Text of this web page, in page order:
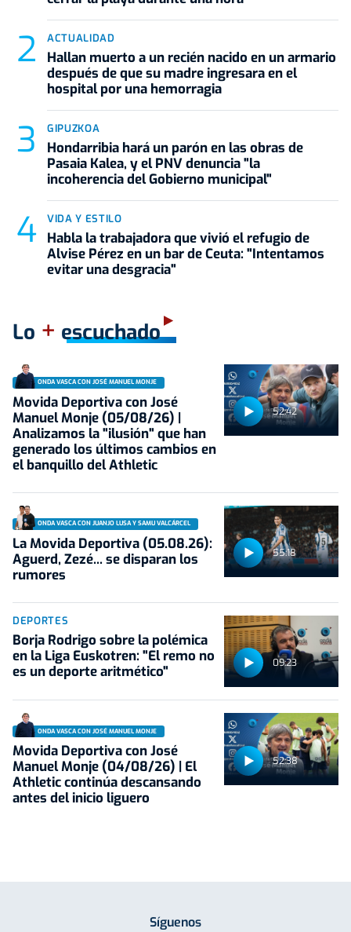
ACTUALIDAD
Hallan muerto a un recién nacido en un armario
después de que su madre ingresara en el
hospital por una hemorragia
GIPUZKOA
Hondarribia hará un parón en las obras de
Pasaia Kalea, y el PNV denuncia "la
incoherencia del Gobierno municipal"
VIDA Y ESTILO
Habla la trabajadora que vivió el refugio de
Alvise Pérez en un bar de Ceuta: "Intentamos
evitar una desgracia"
Lo + escuchado
52:42
ONDA VASCA CON JOSÉ MANUEL MONJE
Movida Deportiva con José
Manuel Monje (05/08/26) |
Analizamos la "ilusión" que han
generado los últimos cambios en
el banquillo del Athletic
55:18
ONDA VASCA CON JUANJO LUSA Y SAMU VALCÁRCEL
La Movida Deportiva (05.08.26):
Aguerd, Zezé... se disparan los
rumores
09:23
DEPORTES
Borja Rodrigo sobre la polémica
en la Liga Euskotren: "El remo no
es un deporte aritmético"
52:38
ONDA VASCA CON JOSÉ MANUEL MONJE
Movida Deportiva con José
Manuel Monje (04/08/26) | El
Athletic continúa descansando
antes del inicio liguero
Síguenos